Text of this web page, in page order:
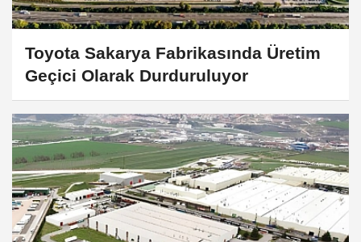
Toyota Sakarya Fabrikasında Üretim
Geçici Olarak Durduruluyor